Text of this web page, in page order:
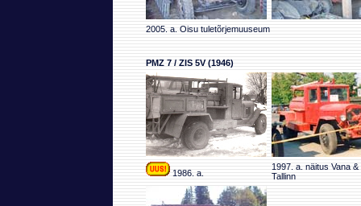
2005. a. Oisu tuletõrjemuuseum
PMZ 7 / ZIS 5V (1946)
1986. a.
1997. a. näitus Vana
Tallinn